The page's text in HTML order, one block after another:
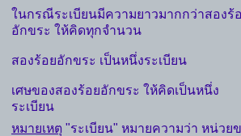
ในกรณีระเบียนมีความยาวมากกว่าสองร้
อักขระ ให้คิดทุกจำนวน
สองร้อยอักขระ เป็นหนึ่งระเบียน
เศษของสองร้อยอักขระ ให้คิดเป็นหนึ่ง
ระเบียน
หมายเหตุ "ระเบียน" หมายความว่า หน่วย